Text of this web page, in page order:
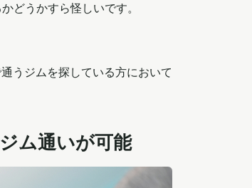
どうかすら怪しいです。
うジムを探している方において
ム通いが可能